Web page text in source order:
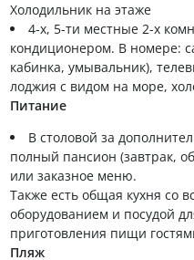
Холодильник на этаже
4-х, 5-ти местные 2-х
кондиционером. В номере:
кабинка, умывальник),
лоджия с видом на море,
Питание
В столовой за
полный пансион (завтрак,
или заказное меню.
Также есть общая кухня со
оборудованием и посудой
приготовления пищи
Пляж